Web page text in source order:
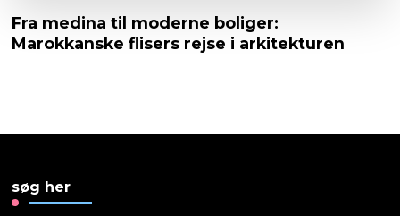
Fra medina til moderne boliger:
Marokkanske flisers rejse i arkitekturen
søg her